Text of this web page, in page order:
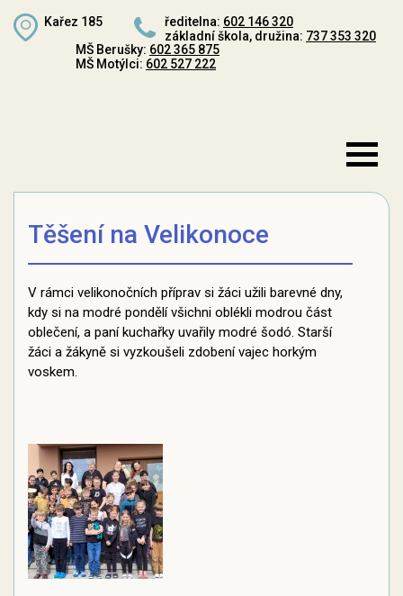
Kařez 185 ředitelna: 602 146 320
základní škola, družina: 737 353 320
MŠ Berušky: 602 365 875
MŠ Motýlci: 602 527 222
Těšení na Velikonoce
V rámci velikonočních příprav si žáci užili barevné dny,
kdy si na modré pondělí všichni oblékli modrou část
oblečení, a paní kuchařky uvařily modré šodó. Starší
žáci a žákyně si vyzkoušeli zdobení vajec horkým
voskem.